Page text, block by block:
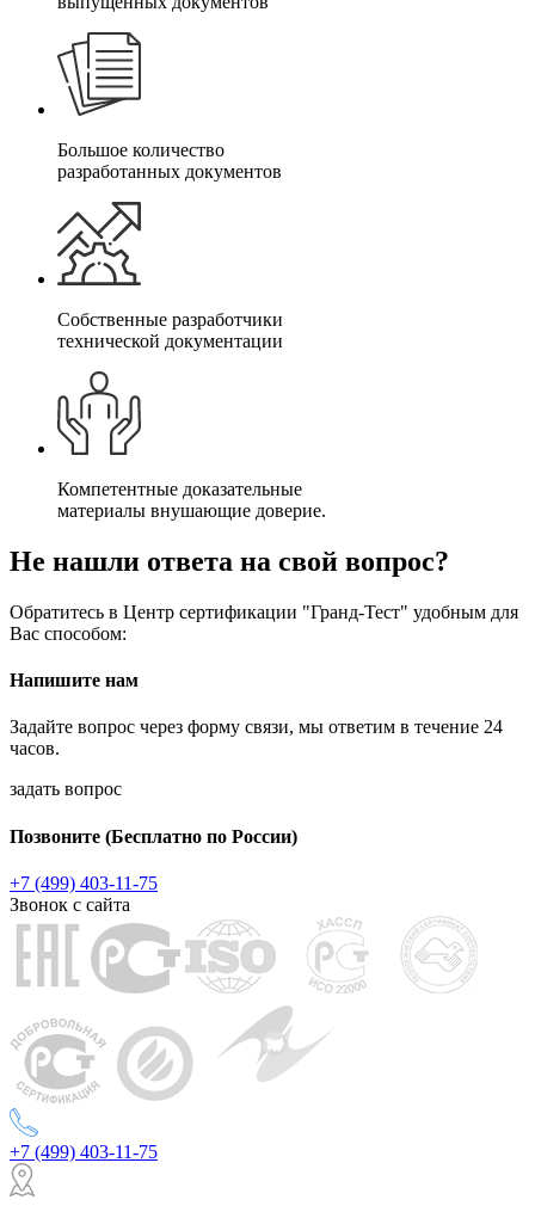
Большое количество
разработанных документов
Собственные разработчики
технической документации
Компетентные доказательные
материалы внушающие доверие.
Не нашли ответа на свой вопрос?
Обратитесь в Центр сертификации "Гранд-Тест" удобным для
Вас способом:
Напишите нам
Задайте вопрос через форму связи, мы ответим в течение 24
часов.
задать вопрос
Позвоните (Бесплатно по России)
+7 (499) 403-11-75
Звонок с сайта
+7 (499) 403-11-75